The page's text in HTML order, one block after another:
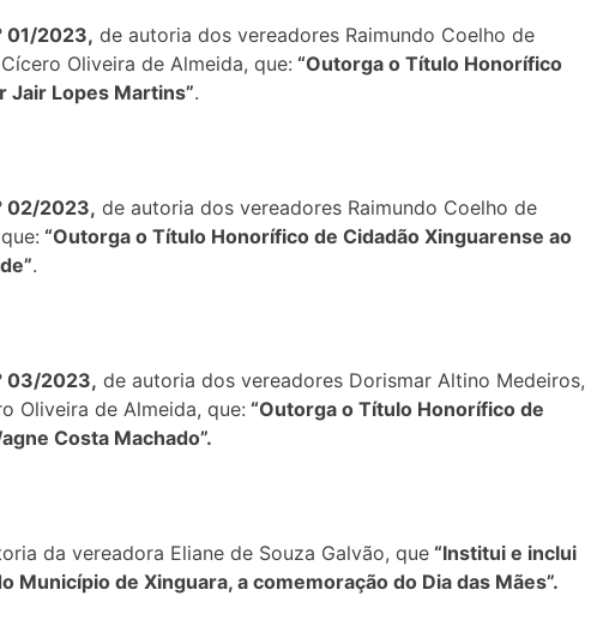
01/2023, de autoria dos vereadores Raimundo Coelho de
Oliveira de Almeida, que: “Outorga o Título Honorífico
Jair Lopes Martins”.
02/2023, de autoria dos vereadores Raimundo Coelho de
“Outorga o Título Honorífico de Cidadão Xinguarense ao
.
03/2023, de autoria dos vereadores Dorismar Altino Medeiros,
Oliveira de Almeida, que: “Outorga o Título Honorífico de
Costa Machado”.
da vereadora Eliane de Souza Galvão, que “Institui e inclui
Município de Xinguara, a comemoração do Dia das Mães”.